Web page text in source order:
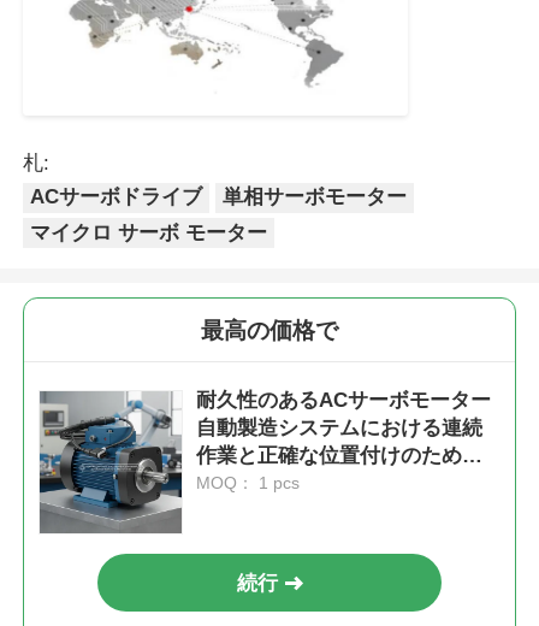
札:
ACサーボドライブ
単相サーボモーター
マイクロ サーボ モーター
最高の価格で
耐久性のあるACサーボモーター
自動製造システムにおける連続
作業と正確な位置付けのために
設計
MOQ： 1 pcs
続行